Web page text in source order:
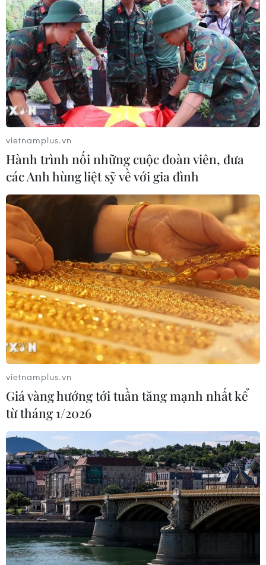
vietnamplus.vn
Hành trình nối những cuộc đoàn viên, đưa
các Anh hùng liệt sỹ về với gia đình
vietnamplus.vn
Giá vàng hướng tới tuần tăng mạnh nhất kể
từ tháng 1/2026